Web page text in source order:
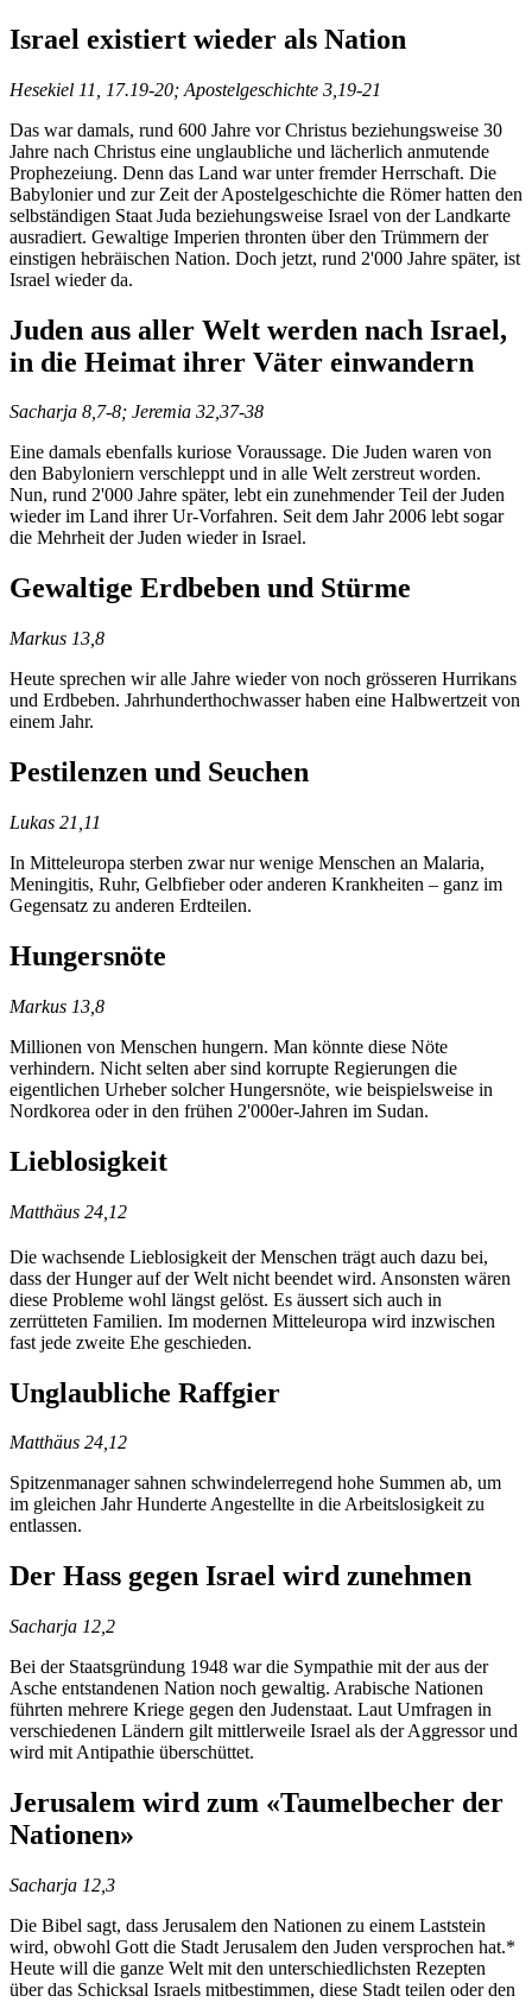
Israel existiert wieder als Nation
Hesekiel 11, 17.19-20; Apostelgeschichte 3,19-21
Das war damals, rund 600 Jahre vor Christus beziehungsweise 30
Jahre nach Christus eine unglaubliche und lächerlich anmutende
Prophezeiung. Denn das Land war unter fremder Herrschaft. Die
Babylonier und zur Zeit der Apostelgeschichte die Römer hatten den
selbständigen Staat Juda beziehungsweise Israel von der Landkarte
ausradiert. Gewaltige Imperien thronten über den Trümmern der
einstigen hebräischen Nation. Doch jetzt, rund 2'000 Jahre später, ist
Israel wieder da.
Juden aus aller Welt werden nach Israel,
in die Heimat ihrer Väter einwandern
Sacharja 8,7-8; Jeremia 32,37-38
Eine damals ebenfalls kuriose Voraussage. Die Juden waren von
den Babyloniern verschleppt und in alle Welt zerstreut worden.
Nun, rund 2'000 Jahre später, lebt ein zunehmender Teil der Juden
wieder im Land ihrer Ur-Vorfahren. Seit dem Jahr 2006 lebt sogar
die Mehrheit der Juden wieder in Israel.
Gewaltige Erdbeben und Stürme
Markus 13,8
Heute sprechen wir alle Jahre wieder von noch grösseren Hurrikans
und Erdbeben. Jahrhunderthochwasser haben eine Halbwertzeit von
einem Jahr.
Pestilenzen und Seuchen
Lukas 21,11
In Mitteleuropa sterben zwar nur wenige Menschen an Malaria,
Meningitis, Ruhr, Gelbfieber oder anderen Krankheiten – ganz im
Gegensatz zu anderen Erdteilen.
Hungersnöte
Markus 13,8
Millionen von Menschen hungern. Man könnte diese Nöte
verhindern. Nicht selten aber sind korrupte Regierungen die
eigentlichen Urheber solcher Hungersnöte, wie beispielsweise in
Nordkorea oder in den frühen 2'000er-Jahren im Sudan.
Lieblosigkeit
Matthäus 24,12
Die wachsende Lieblosigkeit der Menschen trägt auch dazu bei,
dass der Hunger auf der Welt nicht beendet wird. Ansonsten wären
diese Probleme wohl längst gelöst. Es äussert sich auch in
zerrütteten Familien. Im modernen Mitteleuropa wird inzwischen
fast jede zweite Ehe geschieden.
Unglaubliche Raffgier
Matthäus 24,12
Spitzenmanager sahnen schwindelerregend hohe Summen ab, um
im gleichen Jahr Hunderte Angestellte in die Arbeitslosigkeit zu
entlassen.
Der Hass gegen Israel wird zunehmen
Sacharja 12,2
Bei der Staatsgründung 1948 war die Sympathie mit der aus der
Asche entstandenen Nation noch gewaltig. Arabische Nationen
führten mehrere Kriege gegen den Judenstaat. Laut Umfragen in
verschiedenen Ländern gilt mittlerweile Israel als der Aggressor und
wird mit Antipathie überschüttet.
Jerusalem wird zum «Taumelbecher der
Nationen»
Sacharja 12,3
Die Bibel sagt, dass Jerusalem den Nationen zu einem Laststein
wird, obwohl Gott die Stadt Jerusalem den Juden versprochen hat.*
Heute will die ganze Welt mit den unterschiedlichsten Rezepten
über das Schicksal Israels mitbestimmen, diese Stadt teilen oder den